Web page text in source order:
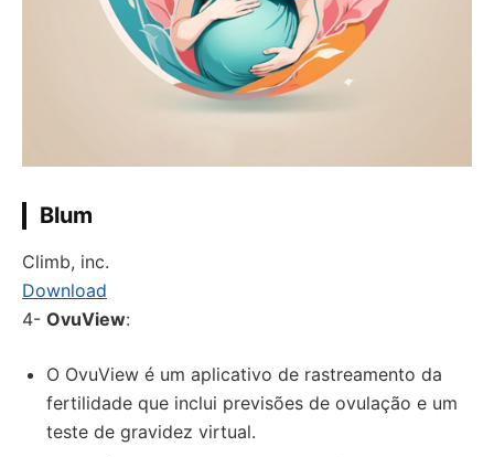
Blum
Climb, inc.
Download
4- OvuView:
O OvuView é um aplicativo de rastreamento da
fertilidade que inclui previsões de ovulação e um
teste de gravidez virtual.